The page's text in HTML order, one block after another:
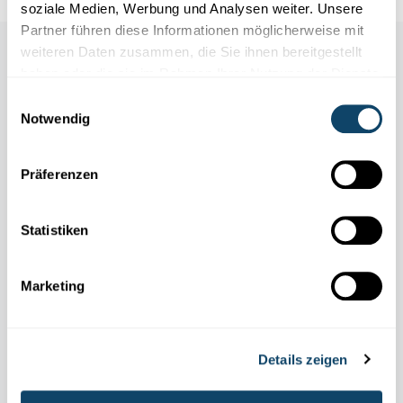
soziale Medien, Werbung und Analysen weiter. Unsere
Partner führen diese Informationen möglicherweise mit
weiteren Daten zusammen, die Sie ihnen bereitgestellt
Notwendig
Präferenzen
Statistiken
Marketing
Details zeigen
Auch in dieser Rubrik
Volkskrankheit Diabetes – das unterschätzte
Risiko